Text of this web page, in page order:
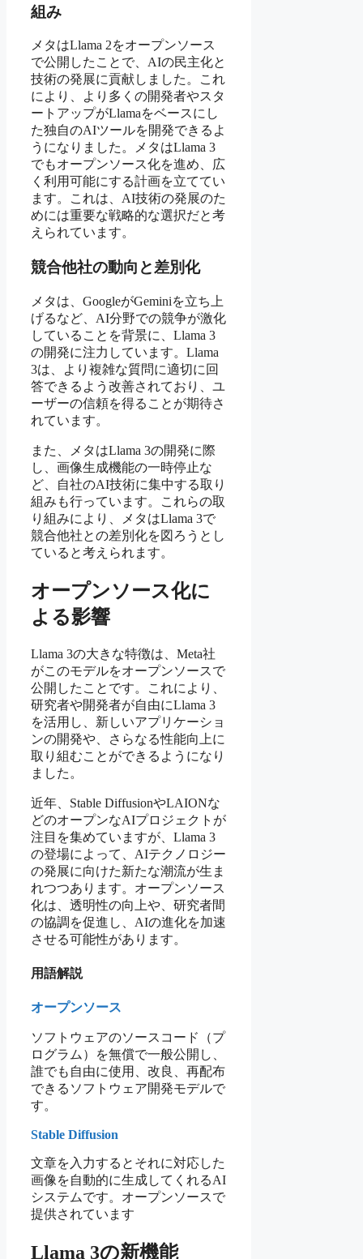
組み
メタはLlama 2をオープンソース
で公開したことで、AIの民主化と
技術の発展に貢献しました。これ
により、より多くの開発者やスタ
ートアップがLlamaをベースにし
た独自のAIツールを開発できるよ
うになりました。メタはLlama 3
でもオープンソース化を進め、広
く利用可能にする計画を立ててい
ます。これは、AI技術の発展のた
めには重要な戦略的な選択だと考
えられています。
競合他社の動向と差別化
メタは、GoogleがGeminiを立ち上
げるなど、AI分野での競争が激化
していることを背景に、Llama 3
の開発に注力しています。Llama
3は、より複雑な質問に適切に回
答できるよう改善されており、ユ
ーザーの信頼を得ることが期待さ
れています。
また、メタはLlama 3の開発に際
し、画像生成機能の一時停止な
ど、自社のAI技術に集中する取り
組みも行っています。これらの取
り組みにより、メタはLlama 3で
競合他社との差別化を図ろうとし
ていると考えられます。
オープンソース化に
よる影響
Llama 3の大きな特徴は、Meta社
がこのモデルをオープンソースで
公開したことです。これにより、
研究者や開発者が自由にLlama 3
を活用し、新しいアプリケーショ
ンの開発や、さらなる性能向上に
取り組むことができるようになり
ました。
近年、Stable DiffusionやLAIONな
どのオープンなAIプロジェクトが
注目を集めていますが、Llama 3
の登場によって、AIテクノロジー
の発展に向けた新たな潮流が生ま
れつつあります。オープンソース
化は、透明性の向上や、研究者間
の協調を促進し、AIの進化を加速
させる可能性があります。
用語解説
オープンソース
ソフトウェアのソースコード（プ
ログラム）を無償で一般公開し、
誰でも自由に使用、改良、再配布
できるソフトウェア開発モデルで
す。
Stable Diffusion
文章を入力するとそれに対応した
画像を自動的に生成してくれるAI
システムです。オープンソースで
提供されています
Llama 3の新機能